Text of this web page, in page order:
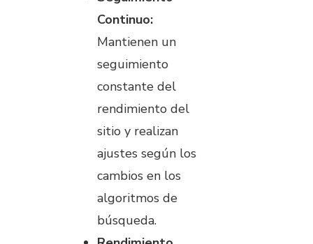
Continuo:
Mantienen un
seguimiento
constante del
rendimiento del
sitio y realizan
ajustes según los
cambios en los
algoritmos de
búsqueda.